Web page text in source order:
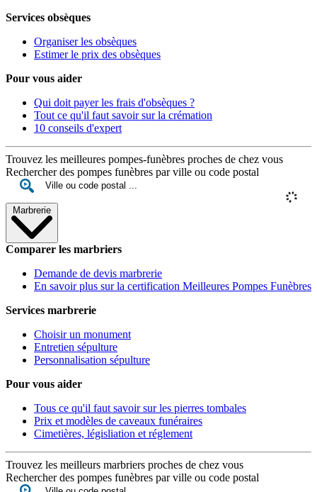
Services obsèques
Organiser les obsèques
Estimer le prix des obsèques
Pour vous aider
Qui doit payer les frais d'obsèques ?
Tout ce qu'il faut savoir sur la crémation
10 conseils d'expert
Trouvez les meilleures pompes-funèbres proches de chez vous
Rechercher des pompes funèbres par ville ou code postal
Marbrerie
Comparer les marbriers
Demande de devis marbrerie
En savoir plus sur la certification Meilleures Pompes Funèbres
Services marbrerie
Choisir un monument
Entretien sépulture
Personnalisation sépulture
Pour vous aider
Tous ce qu'il faut savoir sur les pierres tombales
Prix et modèles de caveaux funéraires
Cimetières, législiation et réglement
Trouvez les meilleurs marbriers proches de chez vous
Rechercher des pompes funèbres par ville ou code postal